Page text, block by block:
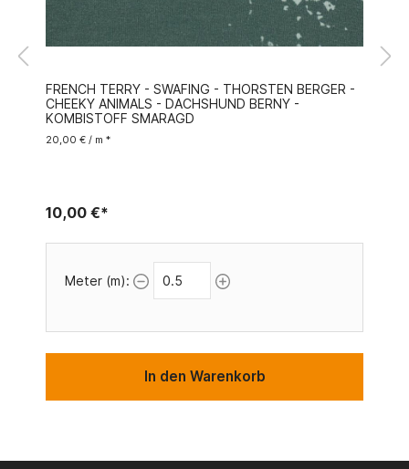
FRENCH TERRY - SWAFING - THORSTEN BERGER -
CHEEKY ANIMALS - DACHSHUND BERNY -
KOMBISTOFF SMARAGD
20,00 € / m *
10,00 €*
Meter (m):
In den Warenkorb